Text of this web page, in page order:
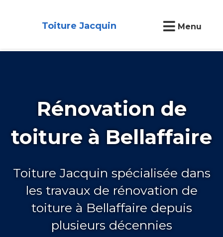
Toiture Jacquin Menu
Rénovation de
toiture à Bellaffaire
Toiture Jacquin spécialisée dans
les travaux de rénovation de
toiture à Bellaffaire depuis
plusieurs décennies